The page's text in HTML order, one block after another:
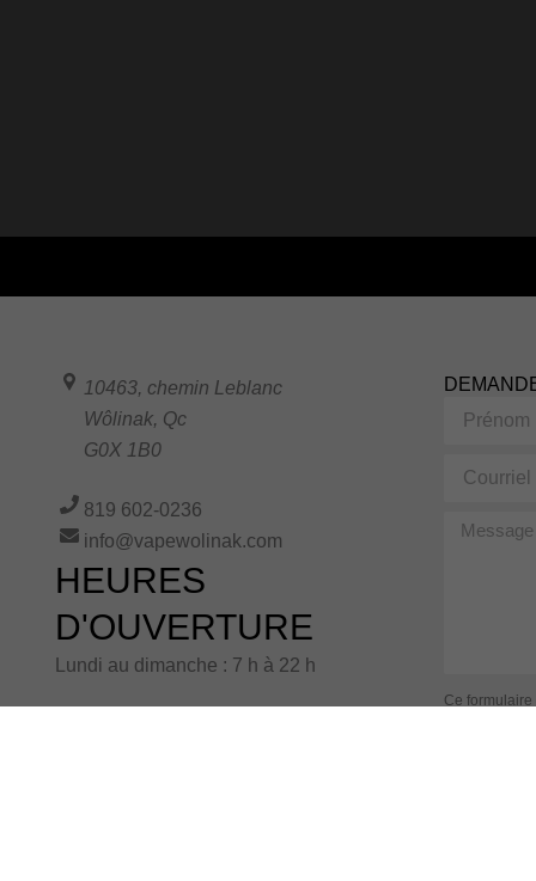
10463, chemin Leblanc
Wôlinak, Qc
G0X 1B0
819 602-0236
info@vapewolinak.com
HEURES
D'OUVERTURE
Lundi au dimanche : 7 h à 22 h
Prénom
Courriel
Message
Ce formulaire